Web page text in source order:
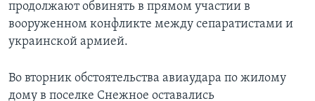
продолжают обвинять в прямом участии в
вооруженном конфликте между сепаратистами и
украинской армией.
Во вторник обстоятельства авиаудара по жилому
дому в поселке Снежное оставались